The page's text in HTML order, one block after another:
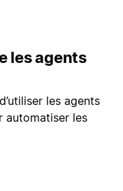
les agents
les agents
automatiser les